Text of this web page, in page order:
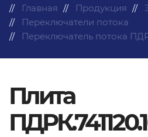
Главная Продукция
Переключатели потока
Переключатель потока
Плита